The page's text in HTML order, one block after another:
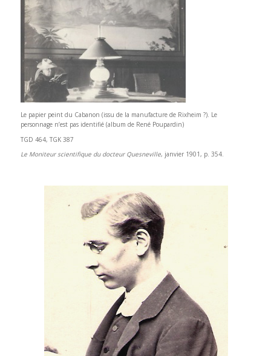
Le papier peint du Cabanon (issu de la manufacture de Rixheim ?). Le
personnage n’est pas identifié (album de René Poupardin)
TGD 464, TGK 387
Le Moniteur scientifique du docteur Quesneville, janvier 1901, p. 354.